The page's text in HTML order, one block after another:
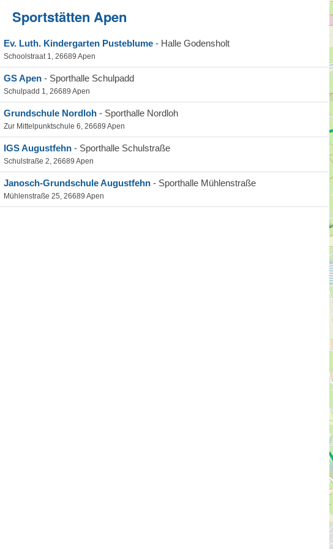
Sportstätten Apen
Ev. Luth. Kindergarten Pusteblume - Halle Godensholt
Schoolstraat 1, 26689 Apen
GS Apen - Sporthalle Schulpadd
Schulpadd 1, 26689 Apen
Grundschule Nordloh - Sporthalle Nordloh
Zur Mittelpunktschule 6, 26689 Apen
IGS Augustfehn - Sporthalle Schulstraße
Schulstraße 2, 26689 Apen
Janosch-Grundschule Augustfehn - Sporthalle Mühlenstraße
Mühlenstraße 25, 26689 Apen